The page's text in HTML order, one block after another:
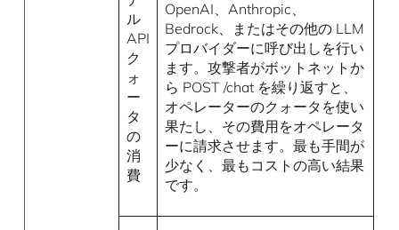
ル
API
ク
ォ
ー
タ
の
消
費
OpenAI、Anthropic、
Bedrock、またはその他の LLM
プロバイダーに呼び出しを行い
ます。攻撃者がボットネットか
ら POST /chat を繰り返すと、
オペレーターのクォータを使い
果たし、その費用をオペレータ
ーに請求させます。最も手間が
少なく、最もコストの高い結果
です。